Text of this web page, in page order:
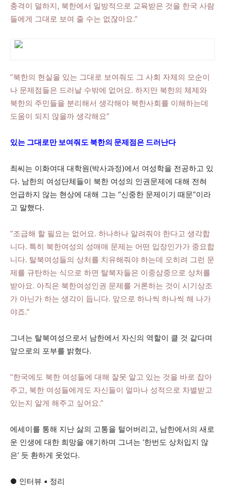
충격이 덜하지, 북한에서 일방적으로 교육받은 것을 한국 사람
들에게 그대로 보여 줄 수는 없잖아요.”
“북한의 현실을 있는 그대로 보여줘도 그 사회 자체의 모순이
나 문제점들은 드러날 수밖에 없어요. 하지만 북한의 체제와
북한의 주민들을 분리해서 생각해야 북한사회를 이해하는데
도움이 되지 않을까 생각해요”
있는 그대로만 보여줘도 북한의 문제점은 드러난다
최씨는 이화여대 대학원(박사과정)에서 여성학을 전공하고 있
다. 남한의 여성단체들이 북한 여성의 인권문제에 대해 전혀
언급하지 않는 현상에 대해 그는 “신중한 문제이기 때문”이라
고 말했다.
“조급해 할 필요는 없어요. 하나하나 알려줘야 한다고 생각합
니다. 특히 북한여성의 성매매 문제는 어떤 입장인가가 중요합
니다. 탈북여성들의 상처를 치유해줘야 하는데 오히려 그런 문
제를 규탄하는 식으로 하면 탈북자들은 이중삼중으로 상처를
받아요. 아직은 북한여성인권 문제를 거론하는 것이 시기상조
가 아닌가 하는 생각이 듭니다. 앞으로 하나씩 하나씩 해 나가
야죠.”
그녀는 탈북여성으로서 남한에서 자신의 역할이 클 것 같다며
앞으로의 포부를 밝혔다.
“한국에도 북한 여성들에 대해 잘못 알고 있는 것을 바로 잡아
주고, 북한 여성들에게도 자신들이 얼마나 성적으로 차별받고
있는지 알게 해주고 싶어요.”
에세이를 통해 지난 삻의 고통을 털어버리고, 남한에서의 새로
운 인생에 대한 희망을 얘기하며 그녀는 ‘한번도 상처입지 않
은’ 듯 환하게 웃었다.
● 인터뷰 ▪ 정리